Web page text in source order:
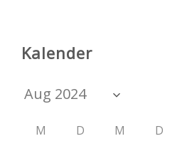
Kalender
M D M D